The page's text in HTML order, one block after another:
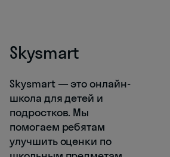
Skysmart
Skysmart — это онлайн-
школа для детей и
подростков. Мы
помогаем ребятам
улучшить оценки по